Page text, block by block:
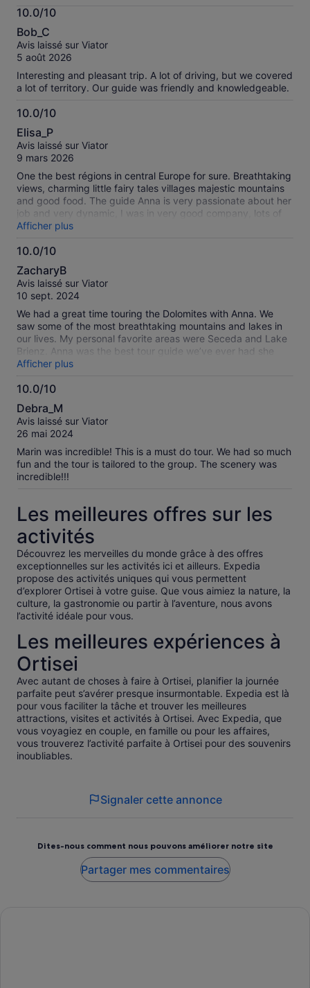
prix
en
sélectionnant
plusieurs
d’informations
sur
nos
avis
vérifiés
10.0/10
10.0
sur
10
Bob_C
Avis laissé sur Viator
5 août 2026
Interesting and pleasant trip. A lot of driving, but we covered
a lot of territory. Our guide was friendly and knowledgeable.
10.0/10
10.0
sur
10
Elisa_P
Avis laissé sur Viator
9 mars 2026
One the best régions in central Europe for sure. Breathtaking
views, charming little fairy tales villages majestic mountains
and good food. The guide Anna is very passionate about her
job and very dynamic, I was in very good company, lots of
anecdotes and laughs
Afficher plus
10.0/10
10.0
sur
10
ZacharyB
Avis laissé sur Viator
10 sept. 2024
We had a great time touring the Dolomites with Anna. We
saw some of the most breathtaking mountains and lakes in
our lives. My personal favorite areas were Seceda and Lake
Brienz. Anna was the best tour guide we’ve ever had she
was extremely knowledgeable about the places we visited
and the history and culture. She also has a great personality
and sense of humor and was a pleasure to be around. We
Afficher plus
10.0/10
10.0
sur
10
Debra_M
Avis laissé sur Viator
26 mai 2024
Marin was incredible! This is a must do tour. We had so much
fun and the tour is tailored to the group. The scenery was
incredible!!!
Les meilleures offres sur les
activités
Découvrez les merveilles du monde grâce à des offres
exceptionnelles sur les activités ici et ailleurs. Expedia
propose des activités uniques qui vous permettent
d’explorer Ortisei à votre guise. Que vous aimiez la nature, la
culture, la gastronomie ou partir à l’aventure, nous avons
l’activité idéale pour vous.
Les meilleures expériences à
Ortisei
Avec autant de choses à faire à Ortisei, planifier la journée
parfaite peut s’avérer presque insurmontable. Expedia est là
pour vous faciliter la tâche et trouver les meilleures
attractions, visites et activités à Ortisei. Avec Expedia, que
vous voyagiez en couple, en famille ou pour les affaires,
vous trouverez l’activité parfaite à Ortisei pour des souvenirs
inoubliables.
Signaler cette annonce
Dites-nous comment nous pouvons améliorer notre site
Partager mes commentaires